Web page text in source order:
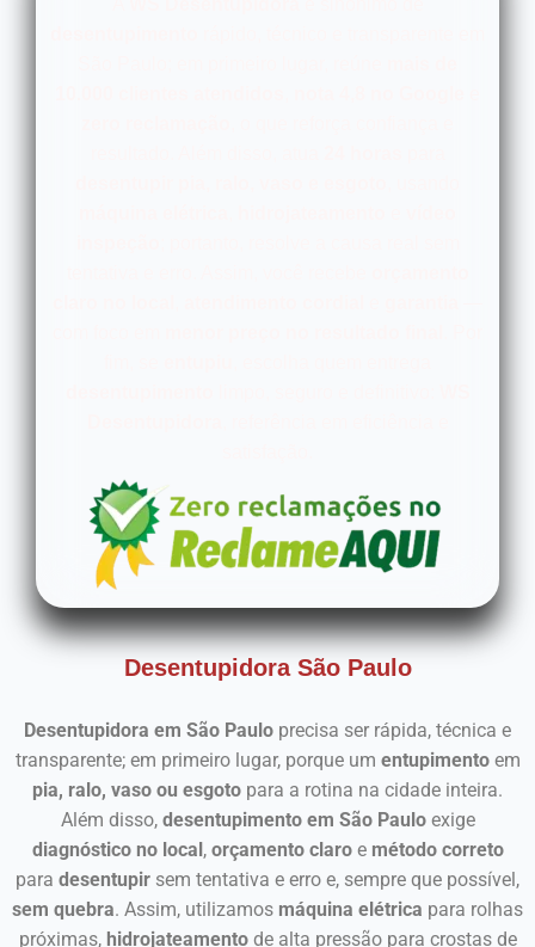
Desentupidora São Paulo
Desentupidora em São Paulo precisa ser rápida, técnica e
transparente; em primeiro lugar, porque um entupimentoem
pia, ralo, vaso ou esgoto para a rotina na cidade inteira.
Além disso, desentupimento em São Pauloexige
diagnóstico no local, orçamento claroe método correto
para desentupir sem tentativa e erro e, sempre que possível,
sem quebra. Assim, utilizamos máquina elétrica para rolhas
próximas, hidrojateamentode alta pressão para crostas de